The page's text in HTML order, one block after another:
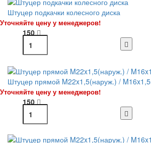
Штуцер подкачки колесного диска
Уточняйте цену у менеджеров!
150
Штуцер прямой M22x1,5(наруж.) /
Уточняйте цену у менеджеров!
150